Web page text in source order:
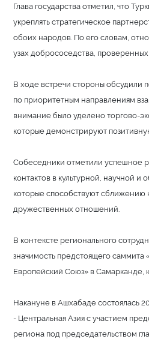
Глава государства отметил, что
укреплять стратегическое
обоих народов. По его словам,
узах добрососедства,
В ходе встречи стороны обсудили
по приоритетным направлениям
внимание было уделено торгово-
которые демонстрируют
Собеседники отметили успешное
контактов в культурной, научной и
которые способствуют сближению
дружественных отношений.
В контексте регионального
значимость предстоящего саммита
Европейский Союз» в Самарканде,
Накануне в Ашхабаде состоялась
- Центральная Азия с участием
региона под председательством